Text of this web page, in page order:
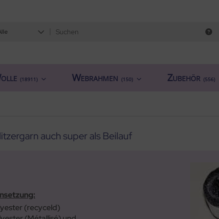
(18911) Webrahmen (150) Zubehör (556)
auch super als Beilauf
(recyceld)